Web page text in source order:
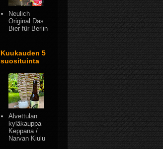
Neulich
Original Das
Bier für Berlin
Kuukauden 5
suosituinta
Alvettulan
kyläkauppa
Keppana /
Narvan Kiulu